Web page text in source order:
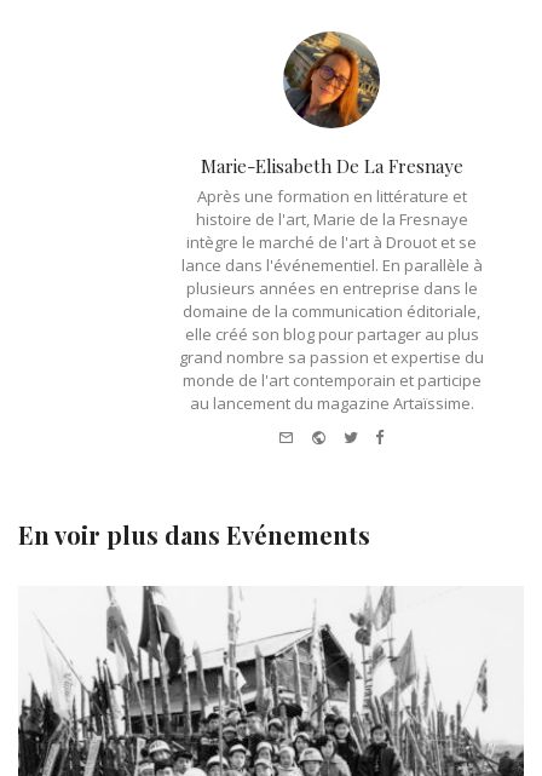
Marie-Elisabeth De La Fresnaye
Après une formation en littérature et
histoire de l'art, Marie de la Fresnaye
intègre le marché de l'art à Drouot et se
lance dans l'événementiel. En parallèle à
plusieurs années en entreprise dans le
domaine de la communication éditoriale,
elle créé son blog pour partager au plus
grand nombre sa passion et expertise du
monde de l'art contemporain et participe
au lancement du magazine Artaïssime.
e-mail Website
TwitterFacebook
En voir plus dans Evénements